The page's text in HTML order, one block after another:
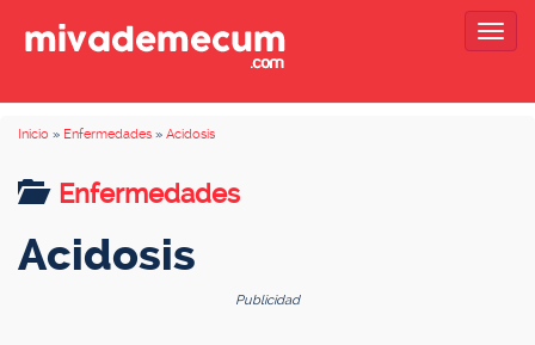
Inicio » Enfermedades » Acidosis
Enfermedades
Acidosis
Publicidad